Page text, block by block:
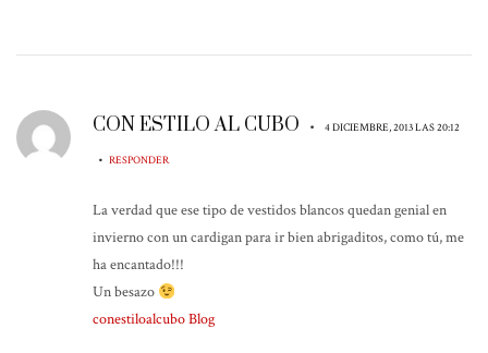
CON ESTILO AL CUBO • 4 DICIEMBRE, 2013 LAS 20:12
• RESPONDER
La verdad que ese tipo de vestidos blancos quedan genial en
invierno con un cardigan para ir bien abrigaditos, como tú, me
ha encantado!!!
Un besazo
conestiloalcubo Blog